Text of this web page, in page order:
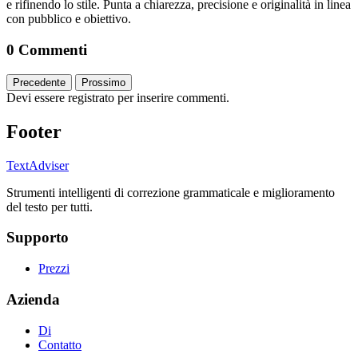
e rifinendo lo stile. Punta a chiarezza, precisione e originalità in linea
con pubblico e obiettivo.
0 Commenti
Precedente Prossimo
Devi essere registrato per inserire commenti.
Footer
TextAdviser
Strumenti intelligenti di correzione grammaticale e miglioramento
del testo per tutti.
Supporto
Prezzi
Azienda
Di
Contatto